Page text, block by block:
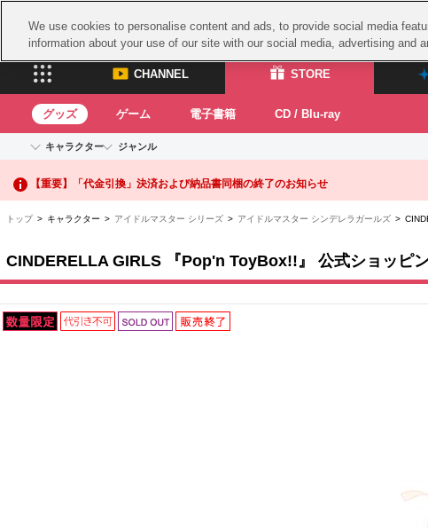
CHANNEL STORE
CHANNEL
ASOBI CHANNEL TOP
STORE
ASOBI STORE TOP
ゲーム
グッズ ゲーム 電子書籍 CD / Blu-ray
キャラクター
アイドルマスターシリーズ
アイドルマスター シンデレラガールズ
アイドルマスター SideM
アイドルマスター シャイニーカラーズ
プロジェクトアイマス ヴイアライヴ
パックマン
ジャンル
イベントグッズ
【重要】二段階認証設定およびID・パスワード管理のお願い
【重要】「代金引換」決済および納品書同梱の終了のお知らせ
トップ> キャラクター > アイドルマスター シリーズ > アイドルマスター シンデレラガールズ >
CINDERELLA GIRLS 『Pop'n ToyBox!!』 公式ショッピ
We use cookies to personalise content and ads, to provide social media
information about your use of our site with our social media, advertising and